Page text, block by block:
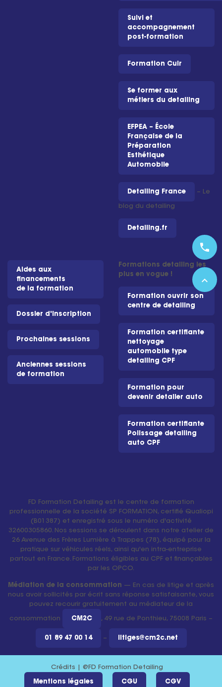
Suivi et
accompagnement
post-formation
Formation Cuir
Se former aux
métiers du detailing
EFPEA – École
Française de la
Préparation
Esthétique
Automobile
Detailing France – Le
blog du detailing
Detailing.fr
Aides aux
financements
de la formation
Dossier d'inscription
Prochaines sessions
Anciennes sessions
de formation
Formations detailing les
plus en vogue !
Formation ouvrir son
centre de detailing
Formation certifiante
nettoyage
automobile type
detailing CPF
Formation pour
devenir detailer auto
Formation certifiante
Polissage detailing
auto CPF
FD Formation Detailing est le centre de formation
professionnelle de la société SP FORMATION, certifié Qualiopi
(B01387) et enregistré sous le numéro d'activité
32600305860. Nos sessions se déroulent dans notre atelier de
26 Avenue des Frères Lumière à Trappes (78), équipé pour la
pratique sur véhicules réels, ainsi qu'en intra-entreprise
partout en France. Formations éligibles au CPF et finançables
par les OPCO.
Médiation de la consommation — En cas de litige et après
nous avoir sollicités par écrit sans réponse satisfaisante, vous
pouvez recourir gratuitement au médiateur de la
consommation CM2C , 49 rue de Ponthieu, 75008 Paris –
01 89 47 00 14 – litiges@cm2c.net
Crédits | @FD Formation Detailing
Mentions légales CGU CGV
phone
expand_less